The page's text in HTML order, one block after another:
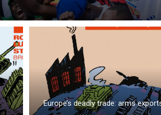
Europe’s deadly trade: arms